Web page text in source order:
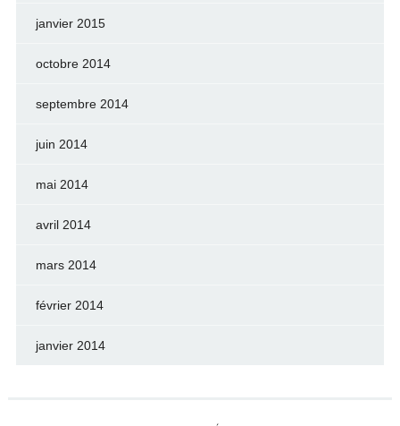
janvier 2015
octobre 2014
septembre 2014
juin 2014
mai 2014
avril 2014
mars 2014
février 2014
janvier 2014